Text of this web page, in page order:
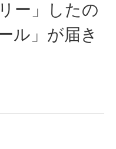
ー」したの
ル」が届き